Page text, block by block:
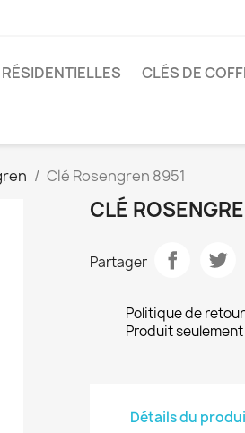
CLÉS DE
Clé Rosengren 8951
CLÉ
Partager
Politique de retour
Produit
Détails du